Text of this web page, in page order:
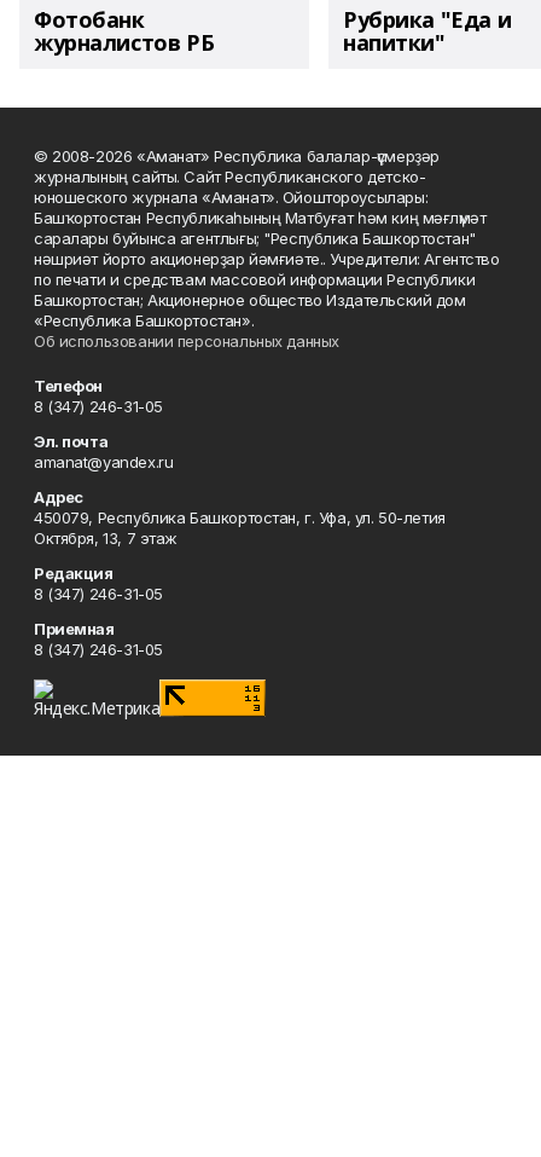
Фотобанк
журналистов РБ
Рубрика "Еда и
напитки"
© 2008-2026 «Аманат» Республика балалар-үҫмерҙәр
журналының сайты. Сайт Республиканского детско-
юношеского журнала «Аманат». Ойоштороусылары:
Башҡортостан Республикаһының Матбуғат һәм киң мәғлүмәт
саралары буйынса агентлығы; "Республика Башкортостан"
нәшриәт йорто акционерҙар йәмғиәте.. Учредители: Агентство
по печати и средствам массовой информации Республики
Башкортостан; Акционерное общество Издательский дом
«Республика Башкортостан».
Об использовании персональных данных
Телефон
8 (347) 246-31-05
Эл. почта
amanat@yandex.ru
Адрес
450079, Республика Башкортостан, г. Уфа, ул. 50-летия
Октября, 13, 7 этаж
Редакция
8 (347) 246-31-05
Приемная
8 (347) 246-31-05